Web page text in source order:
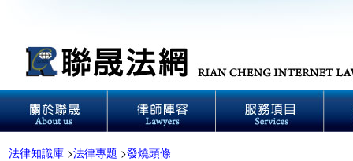
法律知識庫 >法律專題 >發燒頭條